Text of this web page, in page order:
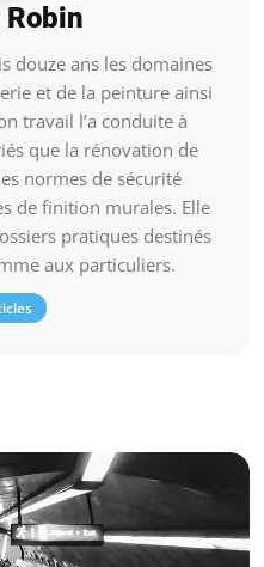
Robin
douze ans les domaines
et de la peinture ainsi
travail l’a conduite à
que la rénovation de
normes de sécurité
de finition murales. Elle
pratiques destinés
aux particuliers.